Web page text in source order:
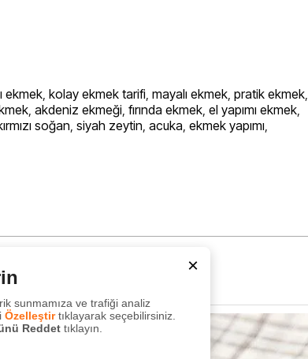
ekmek, kolay ekmek tarifi, mayalı ekmek, pratik ekmek,
, akdeniz ekmeği, fırında ekmek, el yapımı ekmek,
soğan, siyah zeytin, acuka, ekmek yapımı,
×
sunmamıza ve trafiği analiz
Özelleştirtıklayarak seçebilirsiniz.
Reddet tıklayın.